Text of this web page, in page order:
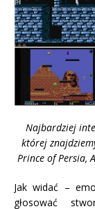
Najbardziej
której
Prince of Persia,
Jak widać –
głosować